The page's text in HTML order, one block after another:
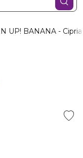
UP! BANANA - Cipria